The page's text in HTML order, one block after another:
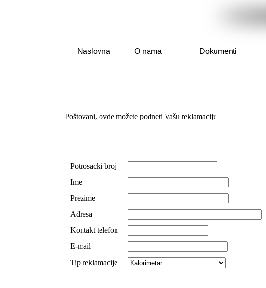
Naslovna O nama Dokumenti
Poštovani, ovde možete podneti Vašu reklamaciju
Potrosacki broj
Ime
Prezime
Adresa
Kontakt telefon
E-mail
Tip reklamacije